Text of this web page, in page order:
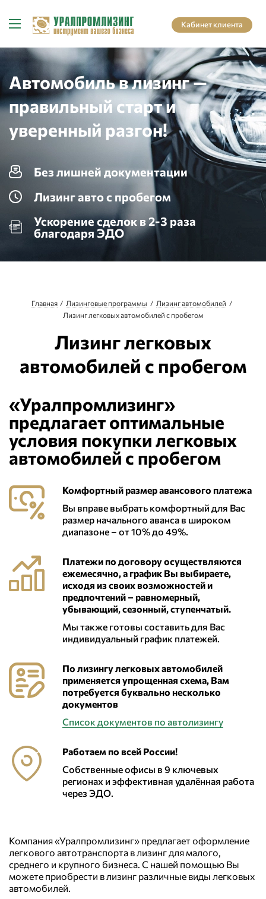
Кабинет клиента
Автомобиль в лизинг —
правильный старт и
уверенный разгон!
Без лишней документации
Лизинг авто с пробегом
Ускорение сделок в 2-3 раза
благодаря ЭДО
Главная Лизинговые программы
Лизинг автомобилей
Лизинг легковых автомобилей с пробегом
Лизинг легковых
автомобилей с пробегом
«Уралпромлизинг»
предлагает оптимальные
условия покупки легковых
автомобилей с пробегом
Комфортный размер авансового платежа
Вы вправе выбрать комфортный для Вас
размер начального аванса в широком
диапазоне – от 10% до 49%.
Платежи по договору осуществляются
ежемесячно, а график Вы выбираете,
исходя из своих возможностей и
предпочтений – равномерный,
убывающий, сезонный, ступенчатый.
Мы также готовы составить для Вас
индивидуальный график платежей.
По лизингу легковых автомобилей
применяется упрощенная схема, Вам
потребуется буквально несколько
документов
Список документов по автолизингу
Работаем по всей России!
Собственные офисы в 9 ключевых
регионах и эффективная удалённая работа
через ЭДО.
Компания «Уралпромлизинг» предлагает оформление
легкового автотранспорта в лизинг для малого,
среднего и крупного бизнеса. С нашей помощью Вы
можете приобрести в лизинг различные виды легковых
автомобилей.